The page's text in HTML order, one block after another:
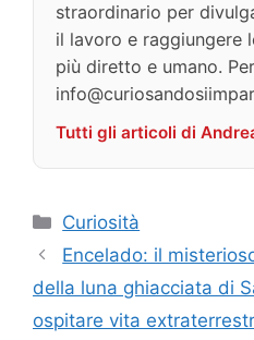
straordinario per
il lavoro e raggiungere
più diretto e umano.
Tutti gli articoli di
Categorie
Curiosità
Encelado: il
della luna ghiacciata di
ospitare vita